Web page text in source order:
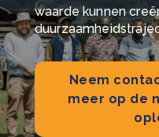
waarde kunnen
Neem
meer op de